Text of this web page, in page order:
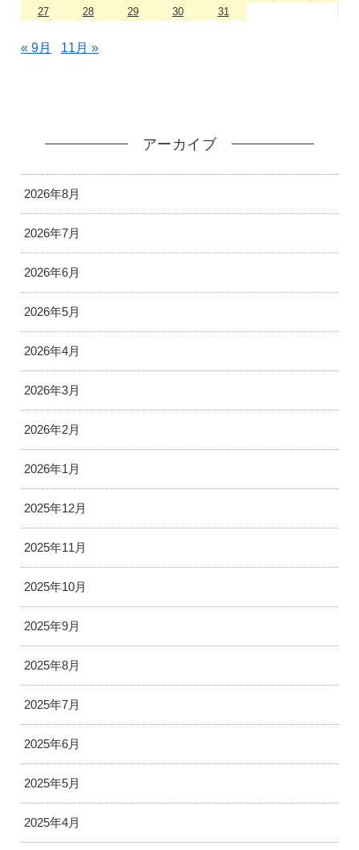
27
28 29 30 31
« 9月 11月 »
アーカイブ
2026年8月
2026年7月
2026年6月
2026年5月
2026年4月
2026年3月
2026年2月
2026年1月
2025年12月
2025年11月
2025年10月
2025年9月
2025年8月
2025年7月
2025年6月
2025年5月
2025年4月